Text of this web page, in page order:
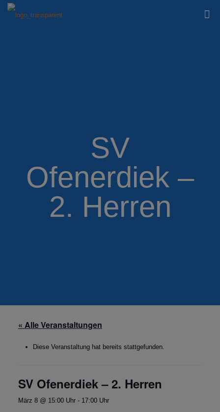
SV
Ofenerdiek –
2. Herren
« Alle Veranstaltungen
Diese Veranstaltung hat bereits stattgefunden.
SV Ofenerdiek – 2. Herren
März 8 @ 15:00 Uhr- 17:00 Uhr